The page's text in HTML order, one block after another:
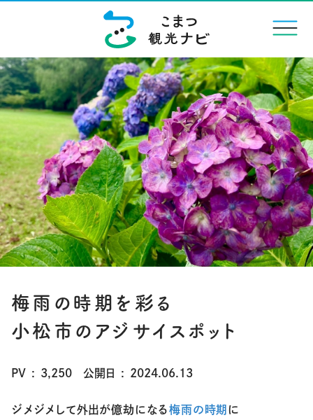
menu
梅雨の時期を彩る
小松市のアジサイスポット
PV 3,250 公開日 2024.06.13
ジメジメして外出が億劫になる梅雨の時期 に